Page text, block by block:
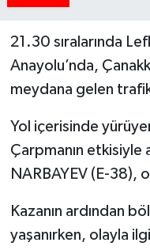
21.30 sıralarında
Anayolu’nda,
meydana gelen
Yol içerisinde
Çarpmanın etkisiyle
NARBAYEV (E-38),
Kazanın ardından
yaşanırken, olayla